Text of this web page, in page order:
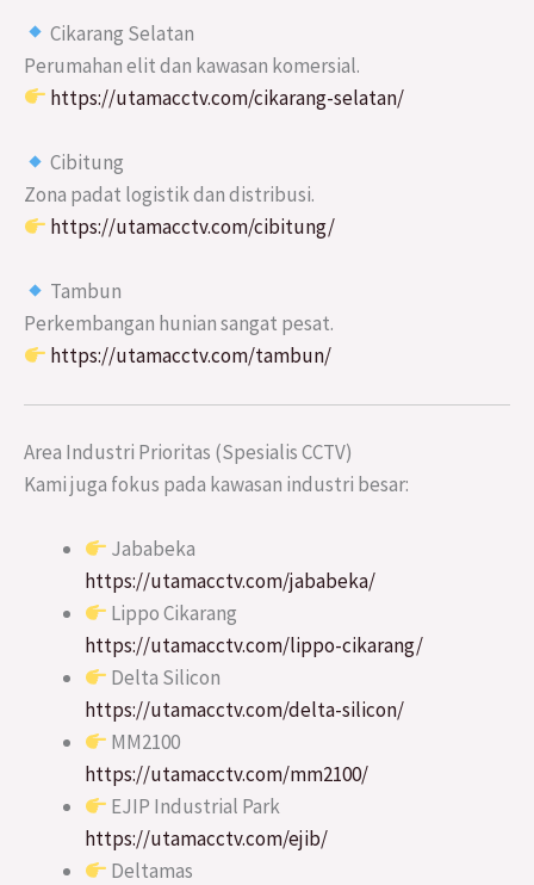
Cikarang Selatan
Perumahan elit dan kawasan komersial.
https://utamacctv.com/cikarang-selatan/
Cibitung
Zona padat logistik dan distribusi.
https://utamacctv.com/cibitung/
Tambun
Perkembangan hunian sangat pesat.
https://utamacctv.com/tambun/
Area Industri Prioritas (Spesialis CCTV)
Kami juga fokus pada kawasan industri besar:
Jababeka
https://utamacctv.com/jababeka/
Lippo Cikarang
https://utamacctv.com/lippo-cikarang/
Delta Silicon
https://utamacctv.com/delta-silicon/
MM2100
https://utamacctv.com/mm2100/
EJIP Industrial Park
https://utamacctv.com/ejib/
Deltamas